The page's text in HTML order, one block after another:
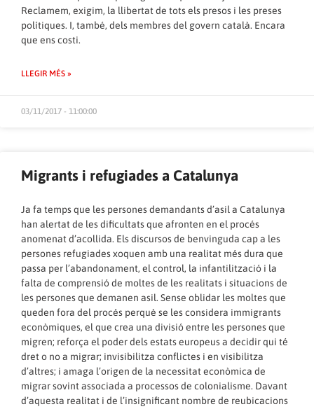
Reclamem, exigim, la llibertat de tots els presos i les preses
polítiques. I, també, dels membres del govern català. Encara
que ens costi.
LLEGIR MÉS »
03/11/2017 - 11:00:00
Migrants i refugiades a Catalunya
Ja fa temps que les persones demandants d’asil a Catalunya
han alertat de les dificultats que afronten en el procés
anomenat d’acollida. Els discursos de benvinguda cap a les
persones refugiades xoquen amb una realitat més dura que
passa per l’abandonament, el control, la infantilització i la
falta de comprensió de moltes de les realitats i situacions de
les persones que demanen asil. Sense oblidar les moltes que
queden fora del procés perquè se les considera immigrants
econòmiques, el que crea una divisió entre les persones que
migren; reforça el poder dels estats europeus a decidir qui té
dret o no a migrar; invisibilitza conflictes i en visibilitza
d’altres; i amaga l’origen de la necessitat econòmica de
migrar sovint associada a processos de colonialisme. Davant
d’aquesta realitat i de l’insignificant nombre de reubicacions